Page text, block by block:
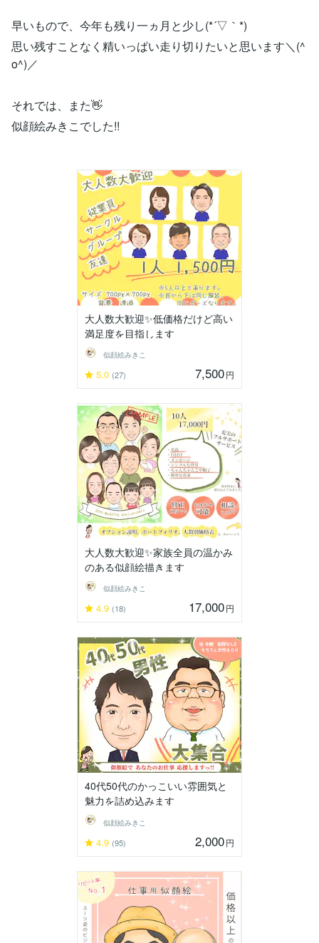
早いもので、今年も残り一ヵ月と少し(*´▽｀*)
思い残すことなく精いっぱい走り切りたいと思います＼(^
o^)／
それでは、また👋
似顔絵みきこでした!!
大人数大歓迎✨低価格だけど高い
満足度を目指します
似顔絵みきこ
5.0 (27) 7,500円
大人数大歓迎✨家族全員の温かみ
のある似顔絵描きます
似顔絵みきこ
4.9 (18) 17,000円
40代50代のかっこいい雰囲気と
魅力を詰め込みます
似顔絵みきこ
4.9 (95) 2,000円